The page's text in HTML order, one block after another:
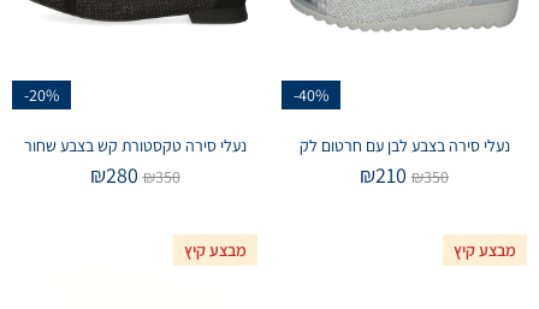
-40%
נעלי סירה בצבע לבן עם חרטום לק
₪350
₪210
-20%
נעלי סירה טקסטורת קש בצבע שחור
₪350
₪280
מבצע קיץ מבצע קיץ